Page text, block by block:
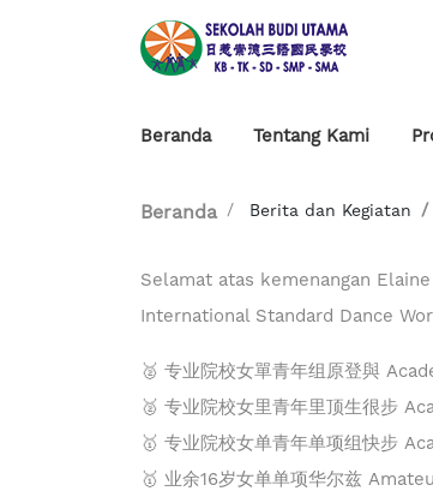
Beranda Tentang Kami
Beranda Berita dan Kegiatan
Selamat atas kemenangan
International Standard Dance
🥈 专业院校女單青年组原登與
🥈 专业院校女里青年里顶生很步
🥇 专业院校女单青年单项组快步
🥇 业余16岁女单单项华尔兹